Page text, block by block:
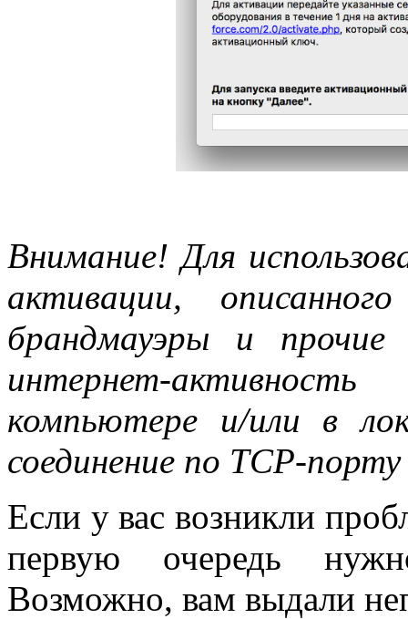
Внимание! Для
активации,
брандмауэры и прочие
интернет-
компьютере и/или в
соединение по TCP-
Если у вас возникли
первую очередь
Возможно, вам выдали